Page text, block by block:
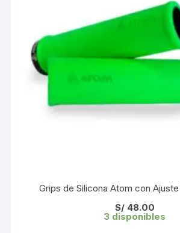
Grips de Silicona Atom con
S/48.00
3 disponibles